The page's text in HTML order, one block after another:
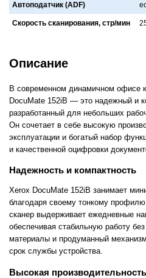
Автоподатчик (ADF)
Скорость сканирования, стр/мин
Описание
В современном динамичном офисе
DocuMate 152iB — это надежный и
разработанный для небольших
Он сочетает в себе высокую
эксплуатации и богатый набор
и качественной оцифровки
Надежность и компактность
Xerox DocuMate 152iB занимает
благодаря своему тонкому
сканер выдерживает ежедневные
обеспечивая стабильную работу
материалы и продуманный
срок службы устройства.
Высокая производительность